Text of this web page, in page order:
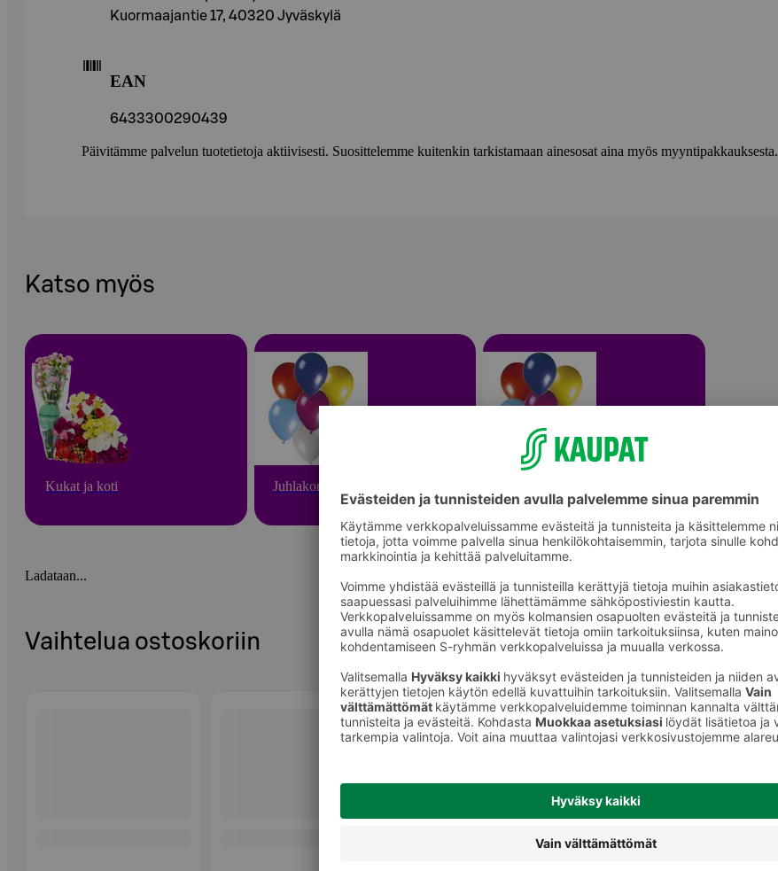
Kuormaajantie 17, 40320 Jyväskylä
EAN
6433300290439
Päivitämme palvelun tuotetietoja aktiivisesti. Suosittelemme kuitenkin tarkistamaan ainesosat aina myös myyntipakkauksesta.
Katso myös
Kukat ja koti Juhlakoristeet
Ladataan...
Vaihtelua ostoskoriin